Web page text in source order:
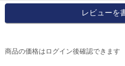
商品の価格はログイン後確認できます